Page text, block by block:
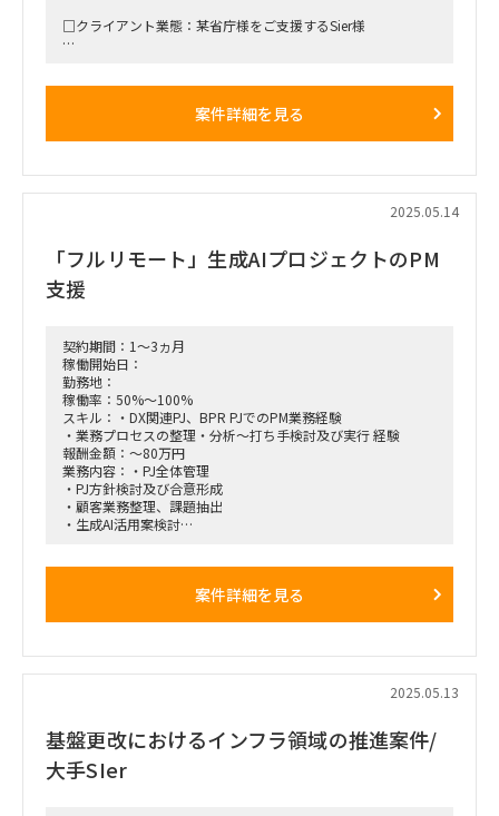
□クライアント業態：某省庁様をご支援するSier様
案件詳細を見る
2025.05.14
「フルリモート」生成AIプロジェクトのPM
支援
契約期間：1～3ヵ月
稼働開始日：
勤務地：
稼働率：50%～100%
スキル：・DX関連PJ、BPR PJでのPM業務経験
・業務プロセスの整理・分析～打ち手検討及び実行 経験
報酬金額：～80万円
業務内容：・PJ全体管理
・PJ方針検討及び合意形成
・顧客業務整理、課題抽出
・生成AI活用案検討
案件詳細を見る
2025.05.13
基盤更改におけるインフラ領域の推進案件/
大手SIer